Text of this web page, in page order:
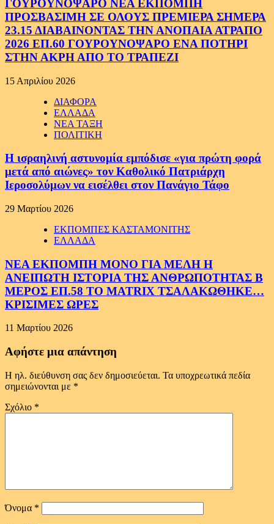
ΓΟΥΡΟΥΝΟΨΑΡΟ ΝΕΑ ΕΚΠΟΜΠΗ
ΠΡΟΣΒΑΣΙΜΗ ΣΕ ΟΛΟΥΣ ΠΡΕΜΙΕΡΑ ΣΗΜΕΡΑ
23.15 ΔΙΑΒΑΙΝΟΝΤΑΣ ΤΗΝ ΑΝΟΠΑΙΑ ΑΤΡΑΠΟ
2026 ΕΠ.60 ΓΟΥΡΟΥΝΟΨΑΡΟ ΕΝΑ ΠΟΤΗΡΙ
ΣΤΗΝ ΑΚΡΗ ΑΠΟ ΤΟ ΤΡΑΠΕΖΙ
15 Απριλίου 2026
ΔΙΑΦΟΡΑ
ΕΛΛΑΔΑ
ΝΕΑ ΤΑΞΗ
ΠΟΛΙΤΙΚΗ
Η ισραηλινή αστυνομία εμπόδισε «για πρώτη φορά
μετά από αιώνες» τον Καθολικό Πατριάρχη
Ιεροσολύμων να εισέλθει στον Πανάγιο Τάφο
29 Μαρτίου 2026
ΕΚΠΟΜΠΕΣ ΚΑΣΤΑΜΟΝΙΤΗΣ
ΕΛΛΑΔΑ
ΝΕΑ ΕΚΠΟΜΠΗ ΜΟΝΟ ΓΙΑ ΜΕΛΗ Η
ΑΝΕΙΠΩΤΗ ΙΣΤΟΡΙΑ ΤΗΣ ΑΝΘΡΩΠΟΤΗΤΑΣ Β
ΜΕΡΟΣ ΕΠ.58 ΤΟ MATRIX ΤΣΑΛΑΚΩΘΗΚΕ…
ΚΡΙΣΙΜΕΣ ΩΡΕΣ
11 Μαρτίου 2026
Αφήστε μια απάντηση
Η ηλ. διεύθυνση σας δεν δημοσιεύεται. Τα υποχρεωτικά πεδία
σημειώνονται με *
Σχόλιο *
Όνομα *